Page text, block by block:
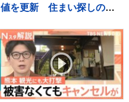
値を更新 住まい探しの苦
苦渋の決断も…